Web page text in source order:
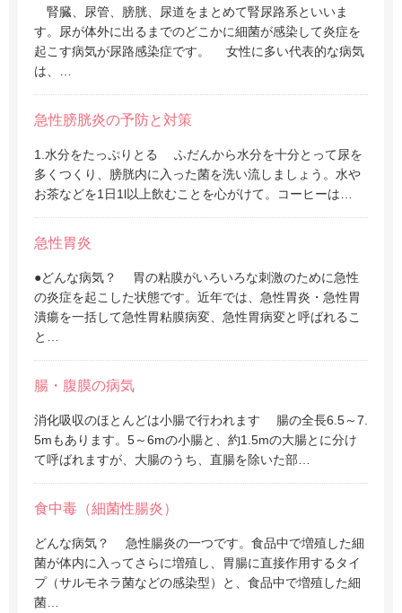
腎臓、尿管、膀胱、尿道をまとめて腎尿路系といいま
す。尿が体外に出るまでのどこかに細菌が感染して炎症を
起こす病気が尿路感染症です。 女性に多い代表的な病気
は、…
急性膀胱炎の予防と対策
1.水分をたっぷりとる ふだんから水分を十分とって尿を
多くつくり、膀胱内に入った菌を洗い流しましょう。水や
お茶などを1日1l以上飲むことを心がけて。コーヒーは…
急性胃炎
●どんな病気？ 胃の粘膜がいろいろな刺激のために急性
の炎症を起こした状態です。近年では、急性胃炎・急性胃
潰瘍を一括して急性胃粘膜病変、急性胃病変と呼ばれるこ
と…
腸・腹膜の病気
消化吸収のほとんどは小腸で行われます 腸の全長6.5～7.
5mもあります。5～6mの小腸と、約1.5mの大腸とに分け
て呼ばれますが、大腸のうち、直腸を除いた部…
食中毒（細菌性腸炎）
どんな病気？ 急性腸炎の一つです。食品中で増殖した細
菌が体内に入ってさらに増殖し、胃腸に直接作用するタイ
プ（サルモネラ菌などの感染型）と、食品中で増殖した細
菌…